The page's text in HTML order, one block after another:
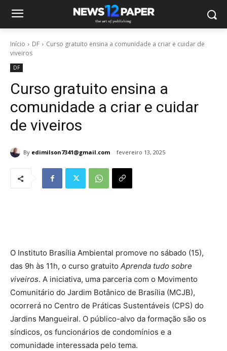
Início DF
Curso gratuito ensina a comunidade a criar e cuidar de
viveiros
DF
Curso gratuito ensina a
comunidade a criar e cuidar
de viveiros
By edimilson7341@gmail.com fevereiro 13, 2025
O Instituto Brasília Ambiental promove no sábado (15),
das 9h às 11h, o curso gratuito Aprenda tudo sobre
viveiros. A iniciativa, uma parceria com o Movimento
Comunitário do Jardim Botânico de Brasília (MCJB),
ocorrerá no Centro de Práticas Sustentáveis (CPS) do
Jardins Mangueiral. O público-alvo da formação são os
síndicos, os funcionários de condomínios e a
comunidade interessada pelo tema.